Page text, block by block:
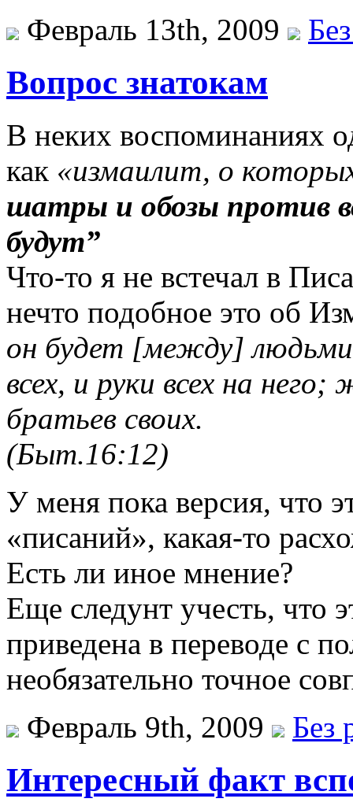
Февраль 13th, 2009
Вопрос знатокам
В неких воспоминаниях
как «измаилит, о
шатры и обозы против
будут”
Что-то я не встечал в
нечто подобное это об
он будет [между]
всех, и руки всех на
братьев своих.
(Быт.16:12)
У меня пока версия, что
«писаний», какая-то
Есть ли иное мнение?
Еще следунт учесть, что
приведена в переводе с
необязательно точное
Февраль 9th, 2009
Без
Интересный факт